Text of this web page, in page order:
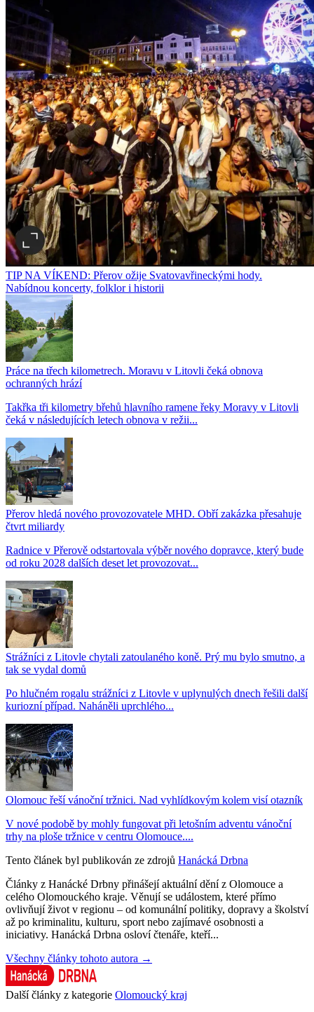
TIP NA VÍKEND: Přerov ožije Svatovavřineckými hody.
Nabídnou koncerty, folklor i historii
Práce na třech kilometrech. Moravu v Litovli čeká obnova
ochranných hrází
Takřka tři kilometry břehů hlavního ramene řeky Moravy v Litovli
čeká v následujících letech obnova v režii...
Přerov hledá nového provozovatele MHD. Obří zakázka přesahuje
čtvrt miliardy
Radnice v Přerově odstartovala výběr nového dopravce, který bude
od roku 2028 dalších deset let provozovat...
Strážníci z Litovle chytali zatoulaného koně. Prý mu bylo smutno, a
tak se vydal domů
Po hlučném rogalu strážníci z Litovle v uplynulých dnech řešili další
kuriozní případ. Naháněli uprchlého...
Olomouc řeší vánoční tržnici. Nad vyhlídkovým kolem visí otazník
V nové podobě by mohly fungovat při letošním adventu vánoční
trhy na ploše tržnice v centru Olomouce....
Tento článek byl publikován ze zdrojů Hanácká Drbna
Články z Hanácké Drbny přinášejí aktuální dění z Olomouce a
celého Olomouckého kraje. Věnují se událostem, které přímo
ovlivňují život v regionu – od komunální politiky, dopravy a školství
až po kriminalitu, kulturu, sport nebo zajímavé osobnosti a
iniciativy. Hanácká Drbna osloví čtenáře, kteří...
Všechny články tohoto autora →
Další články z kategorie Olomoucký kraj